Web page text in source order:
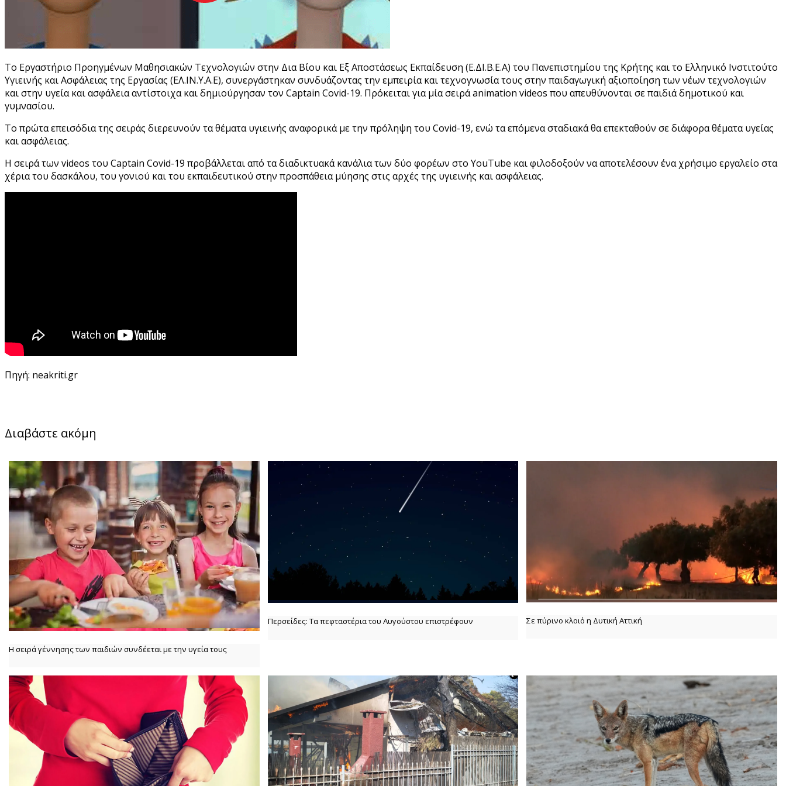
Tο Εργαστήριο Προηγμένων Μαθησιακών Τεχνολογιών στην Δια Βίου και Εξ Αποστάσεως Εκπαίδευση (Ε.ΔΙ.Β.Ε.Α) του Πανεπιστημίου της Κρήτης και το Ελληνικό Ινστιτούτο
Υγιεινής και Ασφάλειας της Εργασίας (ΕΛ.ΙΝ.Υ.Α.Ε), συνεργάστηκαν συνδυάζοντας την εμπειρία και τεχνογνωσία τους στην παιδαγωγική αξιοποίηση των νέων τεχνολογιών
και στην υγεία και ασφάλεια αντίστοιχα και δημιούργησαν τον Captain Covid-19. Πρόκειται για μία σειρά animation videos που απευθύνονται σε παιδιά δημοτικού και
γυμνασίου.
Το πρώτα επεισόδια της σειράς διερευνούν τα θέματα υγιεινής αναφορικά με την πρόληψη του Covid-19, ενώ τα επόμενα σταδιακά θα επεκταθούν σε διάφορα θέματα υγείας
και ασφάλειας.
Η σειρά των videos του Captain Covid-19 προβάλλεται από τα διαδικτυακά κανάλια των δύο φορέων στο YouTube και φιλοδοξούν να αποτελέσουν ένα χρήσιμο εργαλείο στα
χέρια του δασκάλου, του γονιού και του εκπαιδευτικού στην προσπάθεια μύησης στις αρχές της υγιεινής και ασφάλειας.
Πηγή: neakriti.gr
Διαβάστε ακόμη
Η σειρά γέννησης των παιδιών συνδέεται με την υγεία τους
Περσείδες: Τα πεφταστέρια του Αυγούστου επιστρέφουν Σε πύρινο κλοιό η Δυτική Αττική